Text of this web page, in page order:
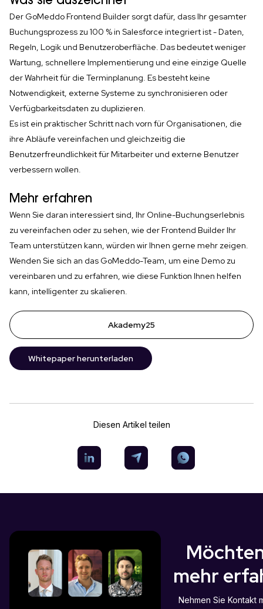
Der GoMeddo Frontend Builder sorgt dafür, dass Ihr gesamter
Buchungsprozess zu 100 % in Salesforce integriert ist - Daten,
Regeln, Logik und Benutzeroberfläche. Das bedeutet weniger
Wartung, schnellere Implementierung und eine einzige Quelle
der Wahrheit für die Terminplanung. Es besteht keine
Notwendigkeit, externe Systeme zu synchronisieren oder
Verfügbarkeitsdaten zu duplizieren.
Es ist ein praktischer Schritt nach vorn für Organisationen, die
ihre Abläufe vereinfachen und gleichzeitig die
Benutzerfreundlichkeit für Mitarbeiter und externe Benutzer
verbessern wollen.
Mehr erfahren
Wenn Sie daran interessiert sind, Ihr Online-Buchungserlebnis
zu vereinfachen oder zu sehen, wie der Frontend Builder Ihr
Team unterstützen kann, würden wir Ihnen gerne mehr zeigen.
Wenden Sie sich an das GoMeddo-Team, um eine Demo zu
vereinbaren und zu erfahren, wie diese Funktion Ihnen helfen
kann, intelligenter zu skalieren.
Akademy25
Whitepaper herunterladen
Diesen Artikel teilen
mehr
Nehmen Sie Kontakt